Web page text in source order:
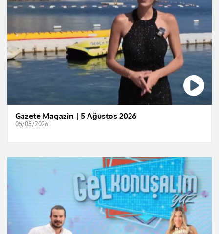
Gazete Magazin | 5 Ağustos 2026
05/08/2026